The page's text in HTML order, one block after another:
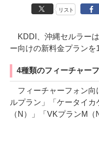
リスト
KDDI、沖縄セルラー
ー向けの新料金プランを
4種類のフィーチャー
フィーチャーフォン向
ルプラン」「ケータイ
（N）」「VKプランM（